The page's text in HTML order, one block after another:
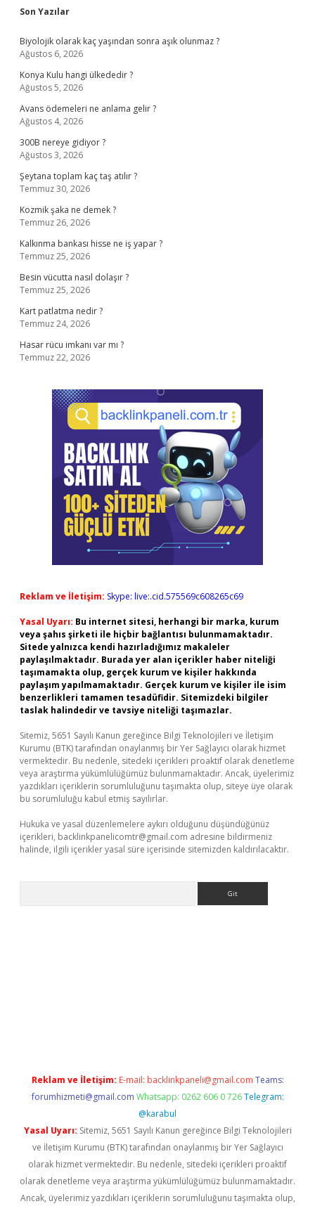
Sidebar
Son Yazılar
Biyolojik olarak kaç yaşından sonra aşık olunmaz ?
Ağustos 6, 2026
Konya Kulu hangi ülkededir ?
Ağustos 5, 2026
Avans ödemeleri ne anlama gelir ?
Ağustos 4, 2026
300B nereye gidiyor ?
Ağustos 3, 2026
Şeytana toplam kaç taş atılır ?
Temmuz 30, 2026
Kozmik şaka ne demek ?
Temmuz 26, 2026
Kalkınma bankası hisse ne iş yapar ?
Temmuz 25, 2026
Besin vücutta nasıl dolaşır ?
Temmuz 25, 2026
Kart patlatma nedir ?
Temmuz 24, 2026
Hasar rücu imkanı var mı ?
Temmuz 22, 2026
Reklam ve İletişim: Skype: live:.cid.575569c608265c69
Yasal Uyarı: Bu internet sitesi, herhangi bir marka, kurum
veya şahıs şirketi ile hiçbir bağlantısı bulunmamaktadır.
Sitede yalnızca kendi hazırladığımız makaleler
paylaşılmaktadır. Burada yer alan içerikler haber niteliği
taşımamakta olup, gerçek kurum ve kişiler hakkında
paylaşım yapılmamaktadır. Gerçek kurum ve kişiler ile isim
benzerlikleri tamamen tesadüfidir. Sitemizdeki bilgiler
taslak halindedir ve tavsiye niteliği taşımazlar.
Sitemiz, 5651 Sayılı Kanun gereğince Bilgi Teknolojileri ve İletişim
Kurumu (BTK) tarafından onaylanmış bir Yer Sağlayıcı olarak hizmet
vermektedir. Bu nedenle, sitedeki içerikleri proaktif olarak denetleme
veya araştırma yükümlülüğümüz bulunmamaktadır. Ancak, üyelerimiz
yazdıkları içeriklerin sorumluluğunu taşımakta olup, siteye üye olarak
bu sorumluluğu kabul etmiş sayılırlar.
Hukuka ve yasal düzenlemelere aykırı olduğunu düşündüğünüz
içerikleri, backlinkpanelicomtr@gmail.com adresine bildirmeniz
halinde, ilgili içerikler yasal süre içerisinde sitemizden kaldırılacaktır.
Reklam ve İletişim: E-mail: backlinkpaneli@gmail.com Teams:
forumhizmeti@gmail.com Whatsapp: 0262 606 0 726 Telegram:
@karabul
Yasal Uyarı: Sitemiz, 5651 Sayılı Kanun gereğince Bilgi Teknolojileri
ve İletişim Kurumu (BTK) tarafından onaylanmış bir Yer Sağlayıcı
olarak hizmet vermektedir. Bu nedenle, sitedeki içerikleri proaktif
olarak denetleme veya araştırma yükümlülüğümüz bulunmamaktadır.
Ancak, üyelerimiz yazdıkları içeriklerin sorumluluğunu taşımakta olup,